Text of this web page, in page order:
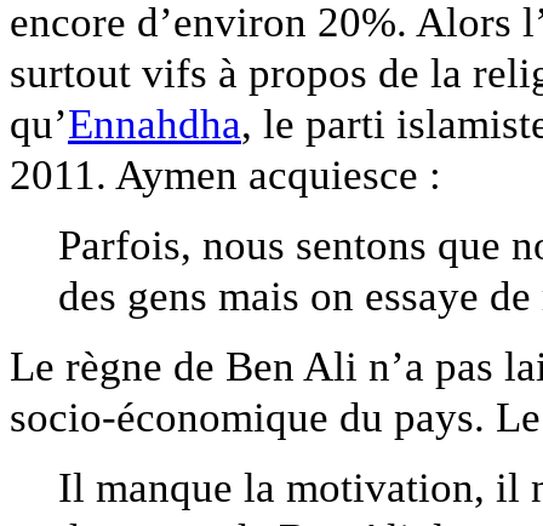
encore d’environ 20%. Alors
surtout vifs à propos de la
qu’Ennahdha, le parti
2011. Aymen acquiesce :
Parfois, nous sentons que
des gens mais on essaye
Le règne de Ben Ali n’a pas
socio-économique du pays.
Il manque la motivation, il